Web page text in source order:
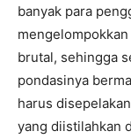
banyak para
brutal, sehingga
pondasinya
harus
yang diistilahkan